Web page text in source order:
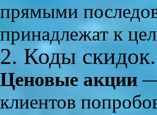
прямыми
принадлежат к
2. Коды скидок.
Ценовые акции —
клиентов